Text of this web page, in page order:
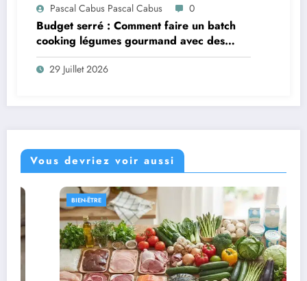
Pascal Cabus Pascal Cabus 0
Budget serré : Comment faire un batch
cooking légumes gourmand avec des
produits de saison
29 Juillet 2026
Vous devriez voir aussi
BIEN-ËTRE